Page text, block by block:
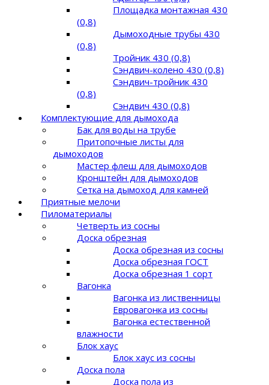
Площадка монтажная 430
(0,8)
Дымоходные трубы 430
(0,8)
Тройник 430 (0,8)
Сэндвич-колено 430 (0,8)
Сэндвич-тройник 430
(0,8)
Сэндвич 430 (0,8)
Комплектующие для дымохода
Бак для воды на трубе
Притопочные листы для
дымоходов
Мастер флеш для дымоходов
Кронштейн для дымоходов
Сетка на дымоход для камней
Приятные мелочи
Пиломатериалы
Четверть из сосны
Доска обрезная
Доска обрезная из сосны
Доска обрезная ГОСТ
Доска обрезная 1 сорт
Вагонка
Вагонка из лиственницы
Евровагонка из сосны
Вагонка естественной
влажности
Блок хаус
Блок хаус из сосны
Доска пола
Доска пола из